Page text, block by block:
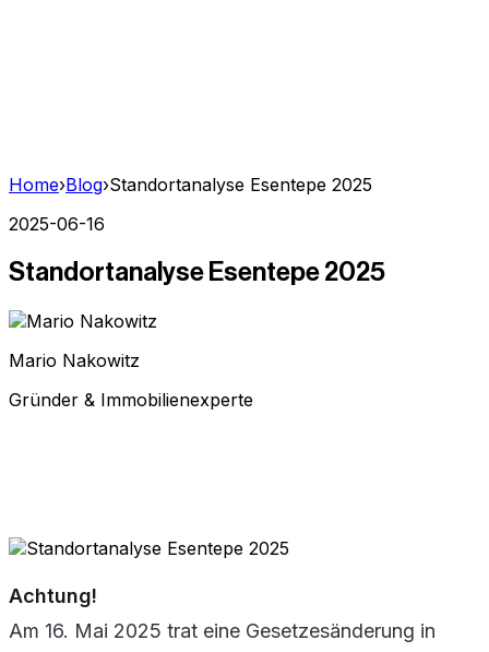
Home›Blog›Standortanalyse Esentepe 2025
2025-06-16
Standortanalyse Esentepe 2025
Mario Nakowitz
Gründer & Immobilienexperte
Achtung!
Am 16. Mai 2025 trat eine Gesetzesänderung in